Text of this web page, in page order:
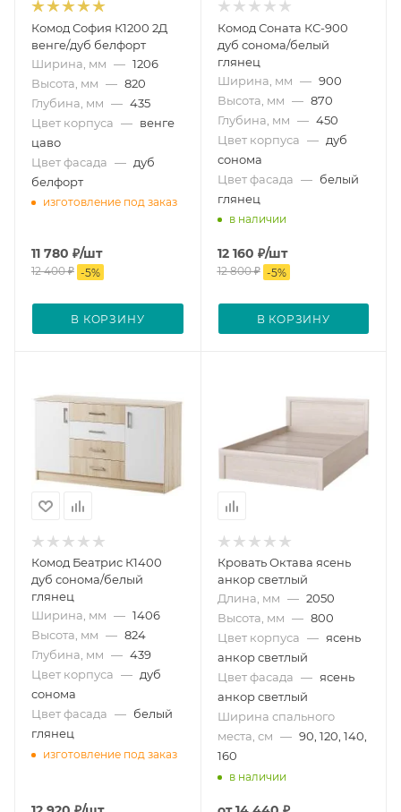
Комод София К1200 2Д
венге/дуб белфорт
Ширина, мм — 1206
Высота, мм — 820
Глубина, мм — 435
Цвет корпуса — венге
цаво
Цвет фасада — дуб
белфорт
изготовление под заказ
11 780 ₽/шт
12 400₽ -5%
В КОРЗИНУ
Комод Соната КС-900
дуб сонома/белый
глянец
Ширина, мм — 900
Высота, мм — 870
Глубина, мм — 450
Цвет корпуса — дуб
сонома
Цвет фасада — белый
глянец
в наличии
12 160 ₽/шт
12 800₽ -5%
В КОРЗИНУ
Комод Беатрис К1400
дуб сонома/белый
глянец
Ширина, мм — 1406
Высота, мм — 824
Глубина, мм — 439
Цвет корпуса — дуб
сонома
Цвет фасада — белый
глянец
изготовление под заказ
Кровать Октава ясень
анкор светлый
Длина, мм — 2050
Высота, мм — 800
Цвет корпуса — ясень
анкор светлый
Цвет фасада — ясень
анкор светлый
Ширина спального
места, см — 90, 120, 140,
160
в наличии